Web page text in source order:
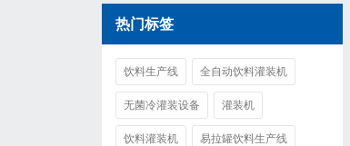
热门标签
饮料生产线 全自动饮料灌装机
无菌冷灌装设备 灌装机
饮料灌装机 易拉罐饮料生产线